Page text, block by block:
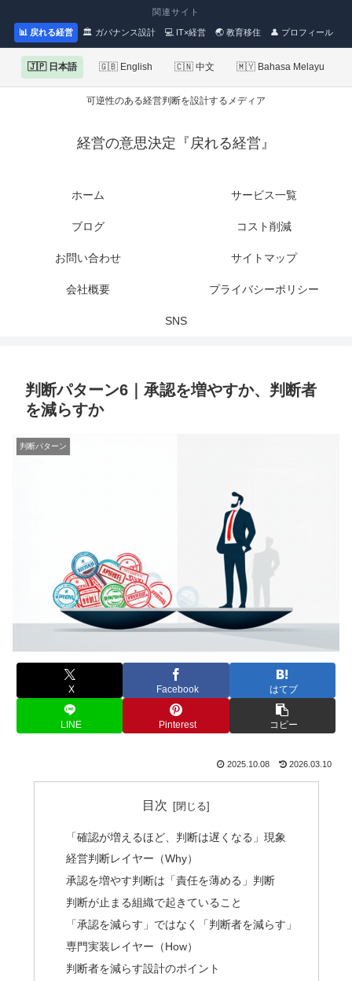
関連サイト
📊 戻れる経営 🏛 ガバナンス設計 💻 IT×経営 🌏 教育移住 👤 プロフィール
🇯🇵 日本語 🇬🇧 English 🇨🇳 中文 🇲🇾 Bahasa Melayu
可逆性のある経営判断を設計するメディア
経営の意思決定『戻れる経営』
ホーム サービス一覧
ブログ コスト削減
お問い合わせ サイトマップ
会社概要 プライバシーポリシー
SNS
判断パターン6｜承認を増やすか、判断者
を減らすか
判断パターン
X Facebook はてブ
LINE Pinterest コピー
2025.10.08 2026.03.10
目次
「確認が増えるほど、判断は遅くなる」現象
経営判断レイヤー（Why）
承認を増やす判断は「責任を薄める」判断
判断が止まる組織で起きていること
「承認を減らす」ではなく「判断者を減らす」
専門実装レイヤー（How）
判断者を減らす設計のポイント